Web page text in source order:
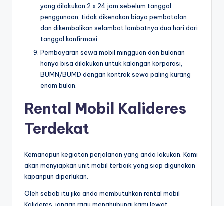
yang dilakukan 2 x 24 jam sebelum tanggal
penggunaan, tidak dikenakan biaya pembatalan
dan dikembalikan selambat lambatnya dua hari dari
tanggal konfirmasi.
Pembayaran sewa mobil mingguan dan bulanan
hanya bisa dilakukan untuk kalangan korporasi,
BUMN/BUMD dengan kontrak sewa paling kurang
enam bulan.
Rental Mobil Kalideres
Terdekat
Kemanapun kegiatan perjalanan yang anda lakukan. Kami
akan menyiapkan unit mobil terbaik yang siap digunakan
kapanpun diperlukan.
Oleh sebab itu jika anda membutuhkan rental mobil
Kalideres, jangan ragu menghubungi kami lewat